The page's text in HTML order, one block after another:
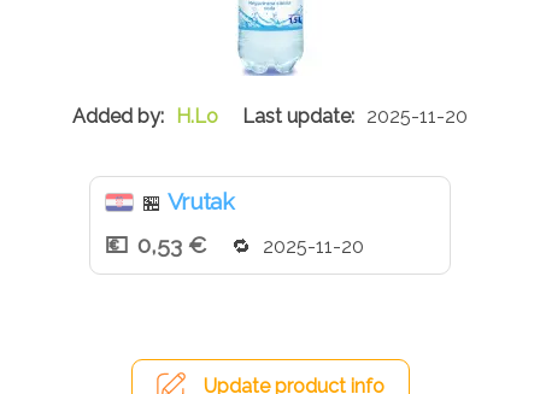
H.Lo 2025-11-20
🏪 Vrutak
0,53 €
2025-11-20
Update product info